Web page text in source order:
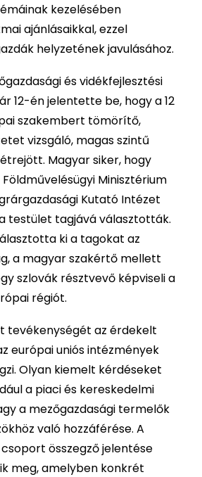
kezelésében
ajánlásaikkal, ezzel
helyzetének javulásához.
és vidékfejlesztési
12-én jelentette be, hogy a 12
szakembert tömörítő,
vizsgáló, magas szintű
Magyar siker, hogy
Minisztérium
Kutató Intézet
testület tagjává választották.
ki a tagokat az
a magyar szakértő mellett
szlovák résztvevő képviseli a
régiót.
tevékenységét az érdekelt
európai uniós intézmények
Olyan kiemelt kérdéseket
a piaci és kereskedelmi
a mezőgazdasági termelők
való hozzáférése. A
összegző jelentése
meg, amelyben konkrét